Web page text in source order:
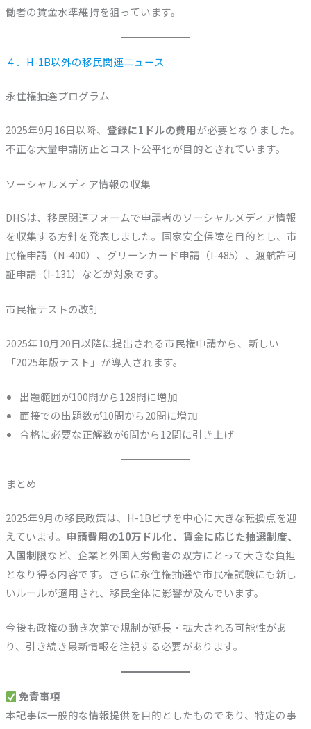
働者の賃金水準維持を狙っています。
４．H-1B以外の移民関連ニュース
永住権抽選プログラム
2025年9月16日以降、 登録に1ドルの費用が必要となりました。
不正な大量申請防止とコスト公平化が目的とされています。
ソーシャルメディア情報の収集
DHSは、移民関連フォームで申請者のソーシャルメディア情報
を収集する方針を発表しました。国家安全保障を目的とし、市
民権申請（N-400）、グリーンカード申請（I-485）、渡航許可
証申請（I-131）などが対象です。
市民権テストの改訂
2025年10月20日以降に提出される市民権申請から、新しい
「2025年版テスト」が導入されます。
出題範囲が100問から128問に増加
面接での出題数が10問から20問に増加
合格に必要な正解数が6問から12問に引き上げ
まとめ
2025年9月の移民政策は、H-1Bビザを中心に大きな転換点を迎
えています。 申請費用の10万ドル化、賃金に応じた抽選制度、
入国制限など、企業と外国人労働者の双方にとって大きな負担
となり得る内容です。さらに永住権抽選や市民権試験にも新し
いルールが適用され、移民全体に影響が及んでいます。
今後も政権の動き次第で規制が延長・拡大される可能性があ
り、引き続き最新情報を注視する必要があります。
免責事項
本記事は一般的な情報提供を目的としたものであり、特定の事